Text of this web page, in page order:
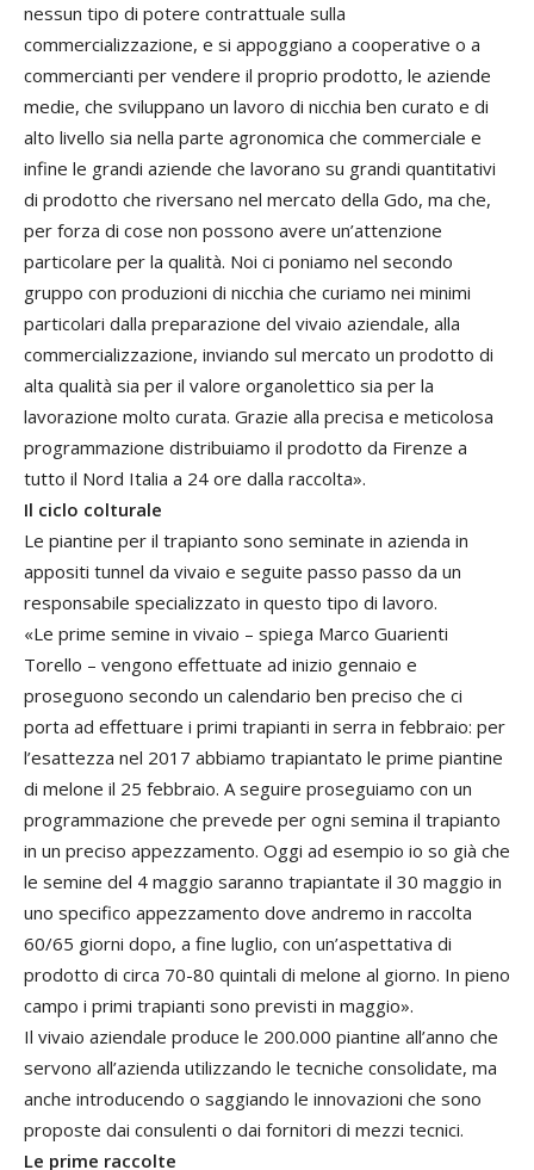
nessun tipo di potere contrattuale sulla
commercializzazione, e si appoggiano a cooperative o a
commercianti per vendere il proprio prodotto, le aziende
medie, che sviluppano un lavoro di nicchia ben curato e di
alto livello sia nella parte agronomica che commerciale e
infine le grandi aziende che lavorano su grandi quantitativi
di prodotto che riversano nel mercato della Gdo, ma che,
per forza di cose non possono avere un’attenzione
particolare per la qualità. Noi ci poniamo nel secondo
gruppo con produzioni di nicchia che curiamo nei minimi
particolari dalla preparazione del vivaio aziendale, alla
commercializzazione, inviando sul mercato un prodotto di
alta qualità sia per il valore organolettico sia per la
lavorazione molto curata. Grazie alla precisa e meticolosa
programmazione distribuiamo il prodotto da Firenze a
tutto il Nord Italia a 24 ore dalla raccolta».
Il ciclo colturale
Le piantine per il trapianto sono seminate in azienda in
appositi tunnel da vivaio e seguite passo passo da un
responsabile specializzato in questo tipo di lavoro.
«Le prime semine in vivaio – spiega Marco Guarienti
Torello – vengono effettuate ad inizio gennaio e
proseguono secondo un calendario ben preciso che ci
porta ad effettuare i primi trapianti in serra in febbraio: per
l’esattezza nel 2017 abbiamo trapiantato le prime piantine
di melone il 25 febbraio. A seguire proseguiamo con un
programmazione che prevede per ogni semina il trapianto
in un preciso appezzamento. Oggi ad esempio io so già che
le semine del 4 maggio saranno trapiantate il 30 maggio in
uno specifico appezzamento dove andremo in raccolta
60/65 giorni dopo, a fine luglio, con un’aspettativa di
prodotto di circa 70-80 quintali di melone al giorno. In pieno
campo i primi trapianti sono previsti in maggio».
Il vivaio aziendale produce le 200.000 piantine all’anno che
servono all’azienda utilizzando le tecniche consolidate, ma
anche introducendo o saggiando le innovazioni che sono
proposte dai consulenti o dai fornitori di mezzi tecnici.
Le prime raccolte